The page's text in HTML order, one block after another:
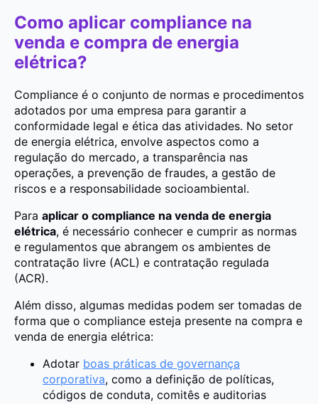
Como aplicar compliance na
venda e compra de energia
elétrica?
Compliance é o conjunto de normas e procedimentos
adotados por uma empresa para garantir a
conformidade legal e ética das atividades. No setor
de energia elétrica, envolve aspectos como a
regulação do mercado, a transparência nas
operações, a prevenção de fraudes, a gestão de
riscos e a responsabilidade socioambiental.
Para aplicar o compliance na venda de energia
elétrica, é necessário conhecer e cumprir as normas
e regulamentos que abrangem os ambientes de
contratação livre (ACL) e contratação regulada
(ACR).
Além disso, algumas medidas podem ser tomadas de
forma que o compliance esteja presente na compra e
venda de energia elétrica:
Adotar boas práticas de governança
corporativa, como a definição de políticas,
códigos de conduta, comitês e auditorias